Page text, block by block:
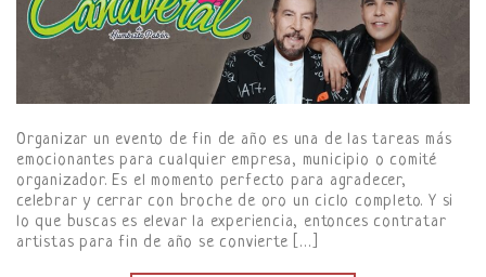
Organizar un evento de fin de año es una de las tareas más
emocionantes para cualquier empresa, municipio o comité
organizador. Es el momento perfecto para agradecer,
celebrar y cerrar con broche de oro un ciclo completo. Y si
lo que buscas es elevar la experiencia, entonces contratar
artistas para fin de año se convierte […]